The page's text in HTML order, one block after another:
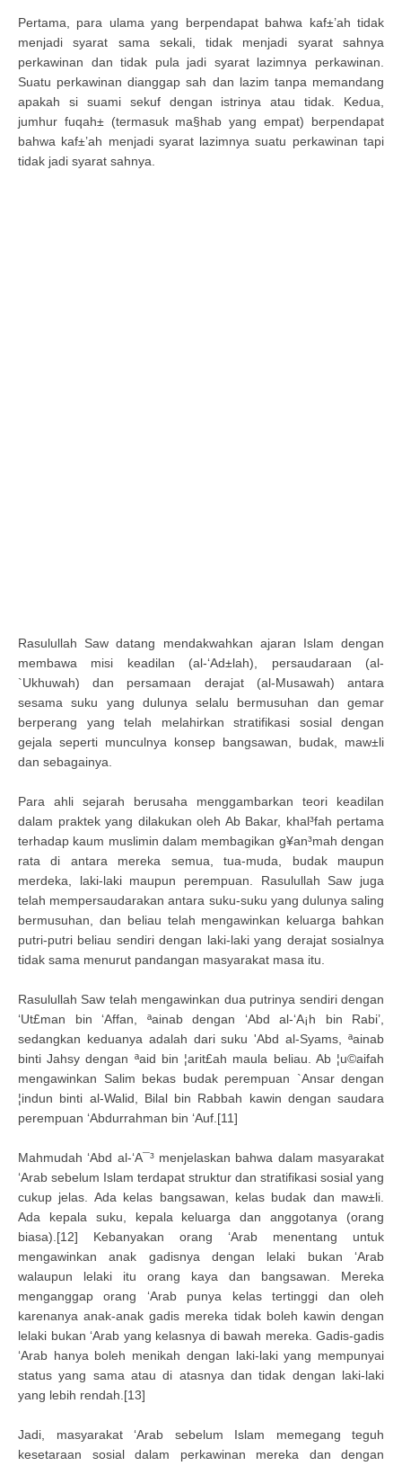
Pertama, para ulama yang berpendapat bahwa kaf±’ah tidak
menjadi syarat sama sekali, tidak menjadi syarat sahnya
perkawinan dan tidak pula jadi syarat lazimnya perkawinan.
Suatu perkawinan dianggap sah dan lazim tanpa memandang
apakah si suami sekuf dengan istrinya atau tidak. Kedua,
jumhur fuqah± (termasuk ma§hab yang empat) berpendapat
bahwa kaf±’ah menjadi syarat lazimnya suatu perkawinan tapi
tidak jadi syarat sahnya.
Rasulullah Saw datang mendakwahkan ajaran Islam dengan
membawa misi keadilan (al-‘Ad±lah), persaudaraan (al-
`Ukhuwah) dan persamaan derajat (al-Musawah) antara
sesama suku yang dulunya selalu bermusuhan dan gemar
berperang yang telah melahirkan stratifikasi sosial dengan
gejala seperti munculnya konsep bangsawan, budak, maw±li
dan sebagainya.
Para ahli sejarah berusaha menggambarkan teori keadilan
dalam praktek yang dilakukan oleh Ab Bakar, khal³fah pertama
terhadap kaum muslimin dalam membagikan g¥an³mah dengan
rata di antara mereka semua, tua-muda, budak maupun
merdeka, laki-laki maupun perempuan. Rasulullah Saw juga
telah mempersaudarakan antara suku-suku yang dulunya saling
bermusuhan, dan beliau telah mengawinkan keluarga bahkan
putri-putri beliau sendiri dengan laki-laki yang derajat sosialnya
tidak sama menurut pandangan masyarakat masa itu.
Rasulullah Saw telah mengawinkan dua putrinya sendiri dengan
‘Ut£man bin ‘Affan, ªainab dengan ‘Abd al-‘A¡h bin Rabi’,
sedangkan keduanya adalah dari suku 'Abd al-Syams, ªainab
binti Jahsy dengan ªaid bin ¦arit£ah maula beliau. Ab ¦u©aifah
mengawinkan Salim bekas budak perempuan `Ansar dengan
¦indun binti al-Walid, Bilal bin Rabbah kawin dengan saudara
perempuan ‘Abdurrahman bin ‘Auf.[11]
Mahmudah ‘Abd al-‘A¯³ menjelaskan bahwa dalam masyarakat
‘Arab sebelum Islam terdapat struktur dan stratifikasi sosial yang
cukup jelas. Ada kelas bangsawan, kelas budak dan maw±li.
Ada kepala suku, kepala keluarga dan anggotanya (orang
biasa).[12] Kebanyakan orang ‘Arab menentang untuk
mengawinkan anak gadisnya dengan lelaki bukan ‘Arab
walaupun lelaki itu orang kaya dan bangsawan. Mereka
menganggap orang ‘Arab punya kelas tertinggi dan oleh
karenanya anak-anak gadis mereka tidak boleh kawin dengan
lelaki bukan ‘Arab yang kelasnya di bawah mereka. Gadis-gadis
‘Arab hanya boleh menikah dengan laki-laki yang mempunyai
status yang sama atau di atasnya dan tidak dengan laki-laki
yang lebih rendah.[13]
Jadi, masyarakat ‘Arab sebelum Islam memegang teguh
kesetaraan sosial dalam perkawinan mereka dan dengan